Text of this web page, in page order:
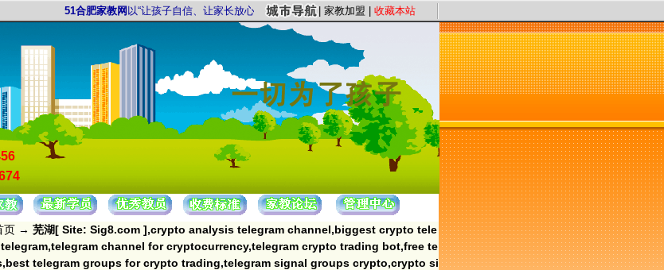
51合肥家教网以“让孩子自信、让家长放心”为服务宗旨，以“证件认证、星级评定”保证教员质量，以“系统化、高质量、快节奏”为服
家教加盟 收藏本站
页 → 芜湖[ Site: Sig8.com ],crypto analysis telegram channel,biggest crypto tele
channel for cryptocurrency,telegram crypto trading bot,free te
telegram groups for crypto trading,telegram signal groups crypto,crypto si